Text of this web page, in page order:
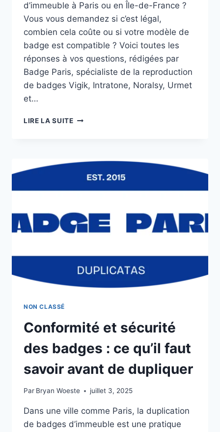
d’immeuble à Paris ou en Île-de-France ?
Vous vous demandez si c’est légal,
combien cela coûte ou si votre modèle de
badge est compatible ? Voici toutes les
réponses à vos questions, rédigées par
Badge Paris, spécialiste de la reproduction
de badges Vigik, Intratone, Noralsy, Urmet
et…
LIRE LA SUITE
NON CLASSÉ
Conformité et sécurité
des badges : ce qu’il faut
savoir avant de dupliquer
Par Bryan Woeste juillet 3, 2025
Dans une ville comme Paris, la duplication
de badges d’immeuble est une pratique